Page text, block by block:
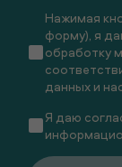
Нажимая
форму), я
обработку
данных и
Я даю